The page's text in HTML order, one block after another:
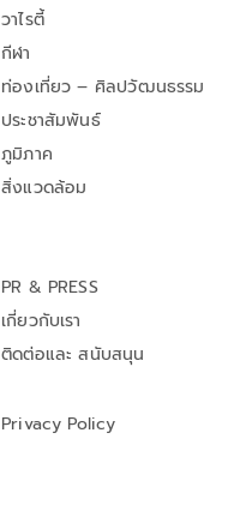
วาไรตี้
กีฬา
ท่องเที่ยว – ศิลปวัฒนธรรม
ประชาสัมพันธ์
ภูมิภาค
สิ่งแวดล้อม
PR & PRESS
เกี่ยวกับเรา
ติดต่อและ สนับสนุน
Privacy Policy